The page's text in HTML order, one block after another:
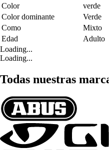
Color
verde
Color dominante
Verde
Como
Mixto
Edad
Adulto
Loading...
Loading...
Todas nuestras